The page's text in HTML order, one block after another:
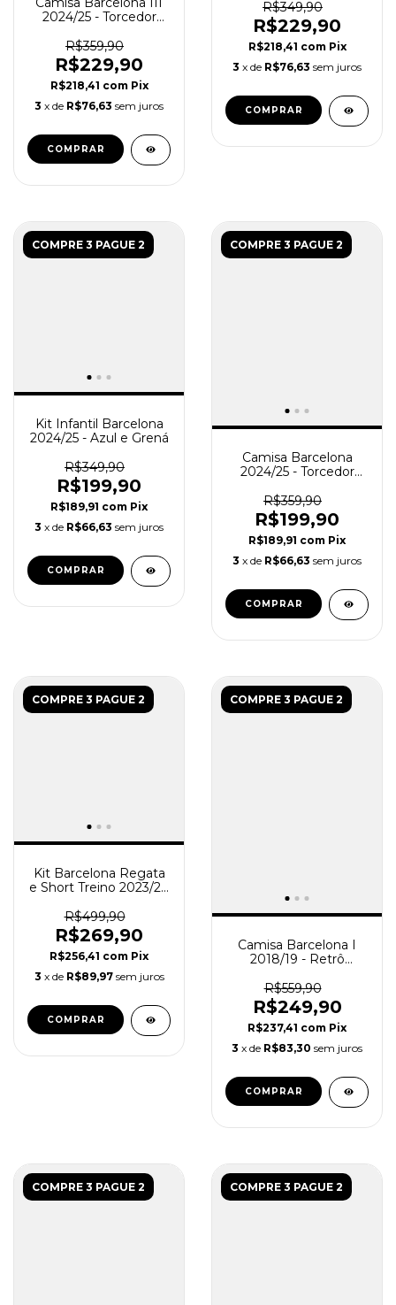
2024/25 - Torcedor
R$359,90
R$229,90
R$218,41 com Pix
3 x de R$76,63 sem juros
COMPRAR
R$349,90
R$229,90
R$218,41 com Pix
3 x de R$76,63 sem juros
COMPRAR
COMPRE 3 PAGUE 2
Kit Infantil Barcelona
2024/25 - Azul e Grená
R$349,90
R$199,90
R$189,91 com Pix
3 x de R$66,63 sem juros
COMPRAR
COMPRE 3 PAGUE 2
Camisa Barcelona
2024/25 - Torcedor
Azul
R$359,90
R$199,90
R$189,91 com Pix
3 x de R$66,63 sem juros
COMPRAR
COMPRE 3 PAGUE 2
Kit Barcelona Regata
e Short Treino 2023/24
R$499,90
R$269,90
R$256,41 com Pix
3 x de R$89,97 sem juros
COMPRAR
COMPRE 3 PAGUE 2
Camisa Barcelona I
2018/19 - Retrô
Grená
R$559,90
R$249,90
R$237,41 com Pix
3 x de R$83,30 sem juros
COMPRAR
COMPRE 3 PAGUE 2 COMPRE 3 PAGUE 2